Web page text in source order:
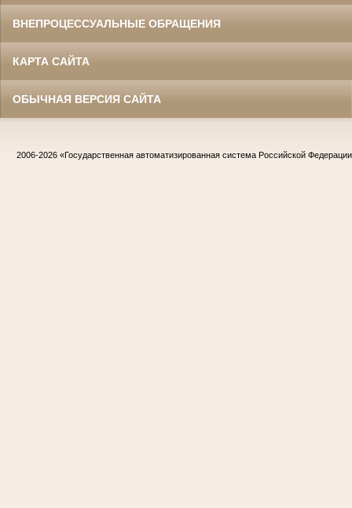
ВНЕПРОЦЕССУАЛЬНЫЕ ОБРАЩЕНИЯ
КАРТА САЙТА
ОБЫЧНАЯ ВЕРСИЯ САЙТА
2006-2026 «Государственная автоматизированная система Российской